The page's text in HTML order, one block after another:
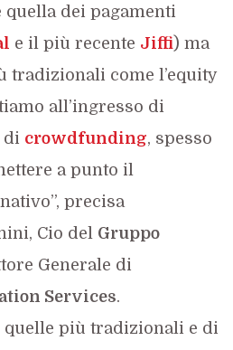
dei pagamenti
e il più recente Jiffi) ma
tradizionali come l’equity
all’ingresso di
di crowdfunding, spesso
a punto il
precisa
Cio del Gruppo
Generale di
Services.
quelle più tradizionali e di